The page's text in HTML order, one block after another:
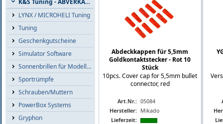
K&S Tuning - ABVERKAUF
LYNX / MICROHELI Tuning
Tuning
Geschenkgutscheine
Simulator Software
Sonnenbrillen für Modellflieger
Sportrümpfe
Schrauben/Muttern
PowerBox Systems
Gryphon
Abdeckkappen für 5,5mm
Goldkontaktstecker - Rot 10
Stück
10pcs. Cover cap for 5,5mm bullet
connector, red
Art.Nr.: 05084
Hersteller: Mikado
Lieferzeit: